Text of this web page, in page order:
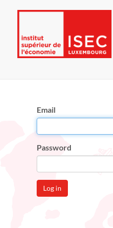
Email
Password
Log in